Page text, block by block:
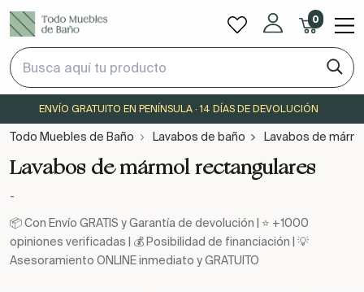
0
ENVÍO GRATUITO EN PENÍNSULA · 14 DÍAS DE DEVOLUCIÓN
Todo Muebles de Baño Lavabos de baño Lavabos de
Lavabos de mármol rectangulares
-
📦 Con Envío GRATIS y Garantía de devolución | ⭐ +1000
opiniones verificadas | 💰 Posibilidad de financiación | 💡
Asesoramiento ONLINE inmediato y GRATUITO